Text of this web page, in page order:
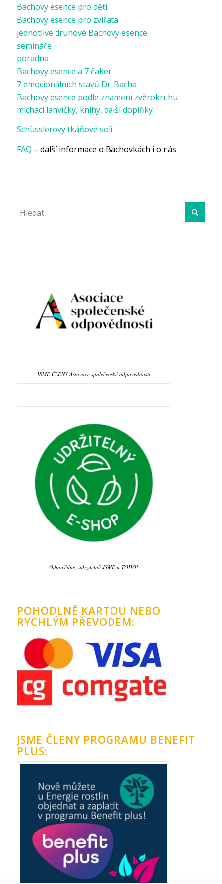
Bachovy esence pro děti
Bachovy esence pro zvířata
jednotlivé druhové Bachovy esence
semináře
poradna
Bachovy esence a 7 čaker
7 emocionálních stavů Dr. Bacha
Bachovy esence podle znamení zvěrokruhu
míchací lahvičky, knihy, další doplňky
Schüsslerovy tkáňové soli
FAQ – další informace o Bachovkách i o nás
JSME ČLENY Asociace společenské odpovědnosti
Odpovědně, udržitelně JSME u TOHO!
POHODLNĚ KARTOU NEBO
RYCHLÝM PŘEVODEM:
JSME ČLENY PROGRAMU BENEFIT
PLUS: